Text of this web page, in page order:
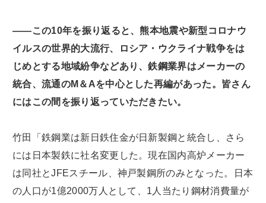
――この10年を振り返ると、熊本地震や新型コロナウ
イルスの世界的大流行、ロシア・ウクライナ戦争をは
じめとする地域紛争などあり、鉄鋼業界はメーカーの
統合、流通のM＆Aを中心とした再編があった。皆さん
にはこの間を振り返っていただきたい。
竹田「鉄鋼業は新日鉄住金が日新製鋼と統合し、さら
には日本製鉄に社名変更した。現在国内高炉メーカー
は同社とJFEスチール、神戸製鋼所のみとなった。日本
の人口が1億2000万人として、1人当たり鋼材消費量が